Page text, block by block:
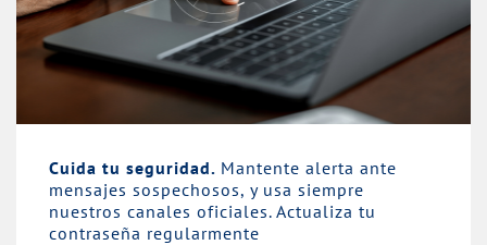
Cuida tu seguridad. Mantente alerta ante
mensajes sospechosos, y usa siempre
nuestros canales oficiales. Actualiza tu
contraseña regularmente